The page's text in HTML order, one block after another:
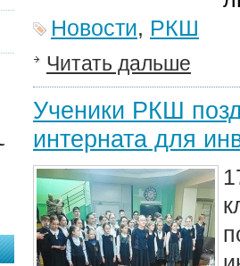
Новости, РКШ
Читать дальше
Ученики РКШ
интерната для